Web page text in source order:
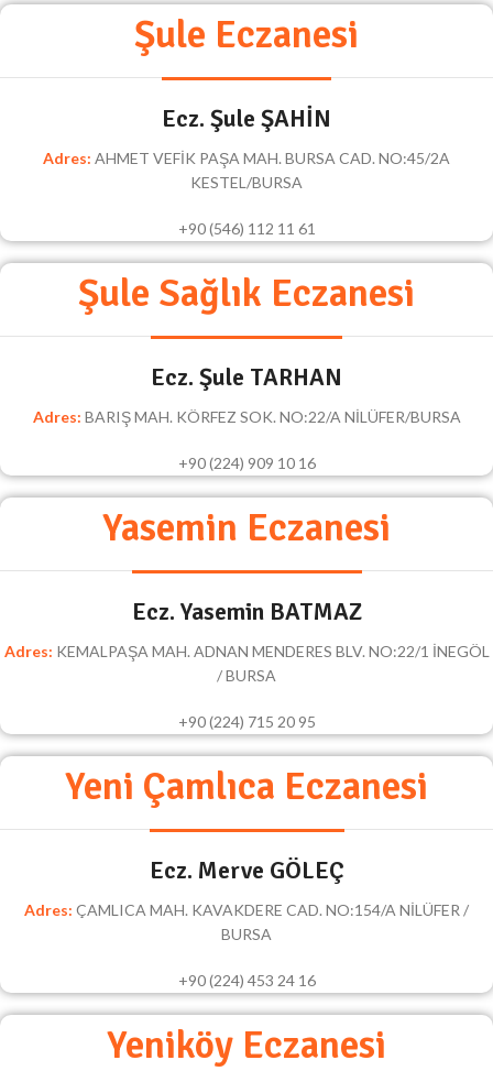
Şule Eczanesi
Ecz. Şule ŞAHİN
Adres: AHMET VEFİK PAŞA MAH. BURSA CAD. NO:45/2A
KESTEL/BURSA
+90 (546) 112 11 61
Şule Sağlık Eczanesi
Ecz. Şule TARHAN
Adres: BARIŞ MAH. KÖRFEZ SOK. NO:22/A NİLÜFER/BURSA
+90 (224) 909 10 16
Yasemin Eczanesi
Ecz. Yasemin BATMAZ
Adres: KEMALPAŞA MAH. ADNAN MENDERES BLV. NO:22/1 İNEGÖL
/ BURSA
+90 (224) 715 20 95
Yeni Çamlıca Eczanesi
Ecz. Merve GÖLEÇ
Adres: ÇAMLICA MAH. KAVAKDERE CAD. NO:154/A NİLÜFER /
BURSA
+90 (224) 453 24 16
Yeniköy Eczanesi